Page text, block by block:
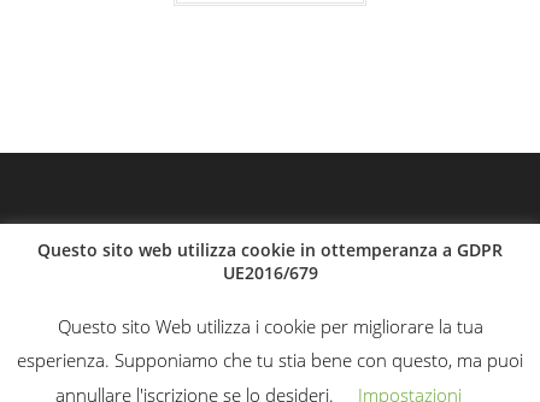
Il giardino delle Rose 2020 © - Design e realizzazione by Sg Solution
Questo sito web utilizza cookie in ottemperanza a GDPR
UE2016/679
Questo sito Web utilizza i cookie per migliorare la tua
esperienza. Supponiamo che tu stia bene con questo, ma puoi
annullare l'iscrizione se lo desideri.
Impostazioni